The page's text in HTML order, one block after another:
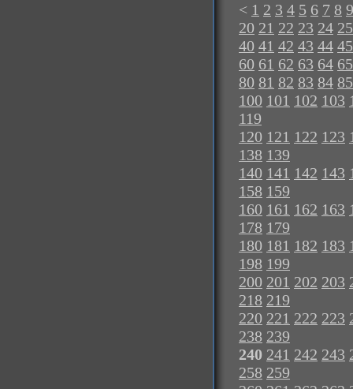
< 1 2 3 4 5 6 7 8 9
20 21 22 23 24 25
40 41 42 43 44 45
60 61 62 63 64 65
80 81 82 83 84 85
100 101 102 103
119
120 121 122 123
138 139
140 141 142 143
158 159
160 161 162 163
178 179
180 181 182 183
198 199
200 201 202 203
218 219
220 221 222 223
238 239
240 241 242 243
258 259